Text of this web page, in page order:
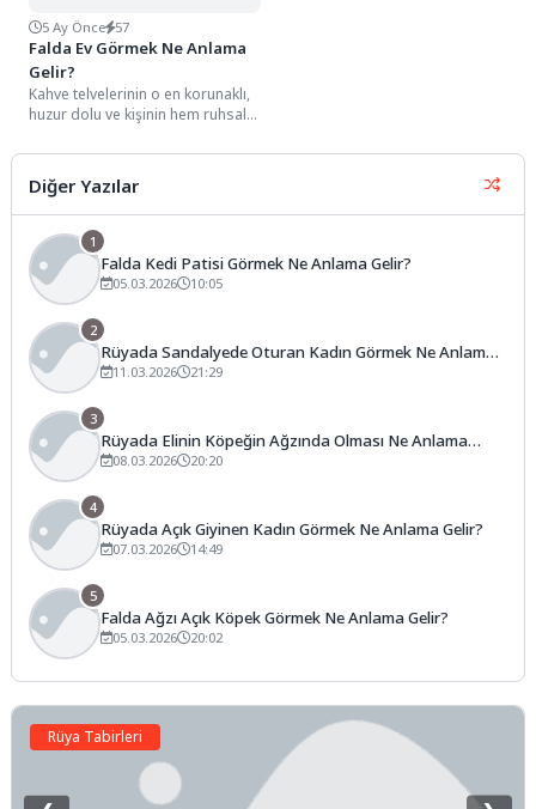
5 Ay Önce 57
Falda Ev Görmek Ne Anlama
Gelir?
Kahve telvelerinin o en korunaklı,
huzur dolu ve kişinin hem ruhsal
Diğer Yazılar
1
Falda Kedi Patisi Görmek Ne Anlama Gelir?
05.03.2026 10:05
2
Rüyada Sandalyede Oturan Kadın Görmek Ne Anlama
Gelir?
11.03.2026 21:29
3
Rüyada Elinin Köpeğin Ağzında Olması Ne Anlama
Gelir?
08.03.2026 20:20
4
Rüyada Açık Giyinen Kadın Görmek Ne Anlama Gelir?
07.03.2026 14:49
5
Falda Ağzı Açık Köpek Görmek Ne Anlama Gelir?
05.03.2026 20:02
Rüya Tabirleri